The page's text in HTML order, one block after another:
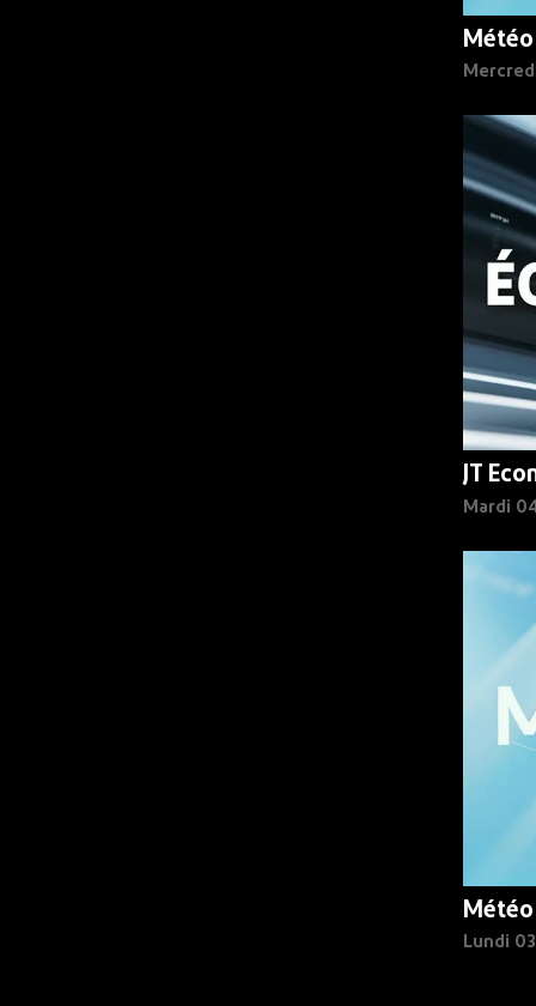
Météo
JT
Mardi
Météo
Lundi